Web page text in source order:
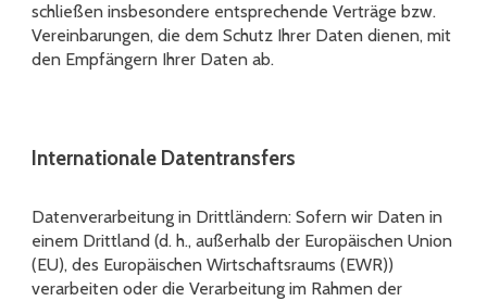
schließen insbesondere entsprechende Verträge bzw.
Vereinbarungen, die dem Schutz Ihrer Daten dienen, mit
den Empfängern Ihrer Daten ab.
Internationale Datentransfers
Datenverarbeitung in Drittländern: Sofern wir Daten in
einem Drittland (d. h., außerhalb der Europäischen Union
(EU), des Europäischen Wirtschaftsraums (EWR))
verarbeiten oder die Verarbeitung im Rahmen der